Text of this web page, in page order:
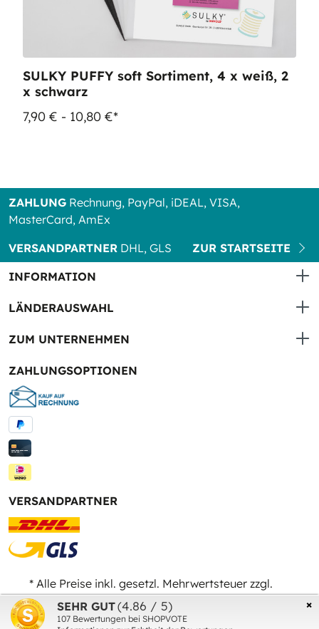
SULKY PUFFY soft Sortiment, 4 x weiß, 2
x schwarz
7,90 € - 10,80 €*
ZAHLUNG Rechnung, PayPal, iDEAL, VISA,
MasterCard, AmEx
VERSANDPARTNER DHL, GLS
ZUR STARTSEITE
INFORMATION
LÄNDERAUSWAHL
ZUM UNTERNEHMEN
ZAHLUNGSOPTIONEN
VERSANDPARTNER
* Alle Preise inkl. gesetzl. Mehrwertsteuer zzgl.
Versandkosten und ggf. Nachnahmegebühren, wenn
nicht anders angegeben.
×
SEHR GUT(4.86 / 5)
107 Bewertungen bei SHOPVOTE